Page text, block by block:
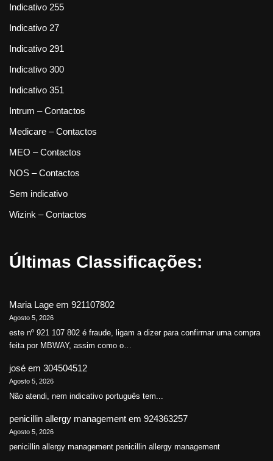
Indicativo 255
Indicativo 27
Indicativo 291
Indicativo 300
Indicativo 351
Intrum – Contactos
Medicare – Contactos
MEO – Contactos
NOS – Contactos
Sem indicativo
Wizink – Contactos
Últimas Classificações:
Maria Lage em 921107802
Agosto 5, 2026
este nº 921 107 802 é fraude, ligam a dizer para confirmar uma compra
feita por MBWAY, assim como o…
josé em 304504512
Agosto 5, 2026
Não atendi, nem indicativo português tem...
penicillin allergy management em 924363257
Agosto 5, 2026
penicillin allergy management penicillin allergy management